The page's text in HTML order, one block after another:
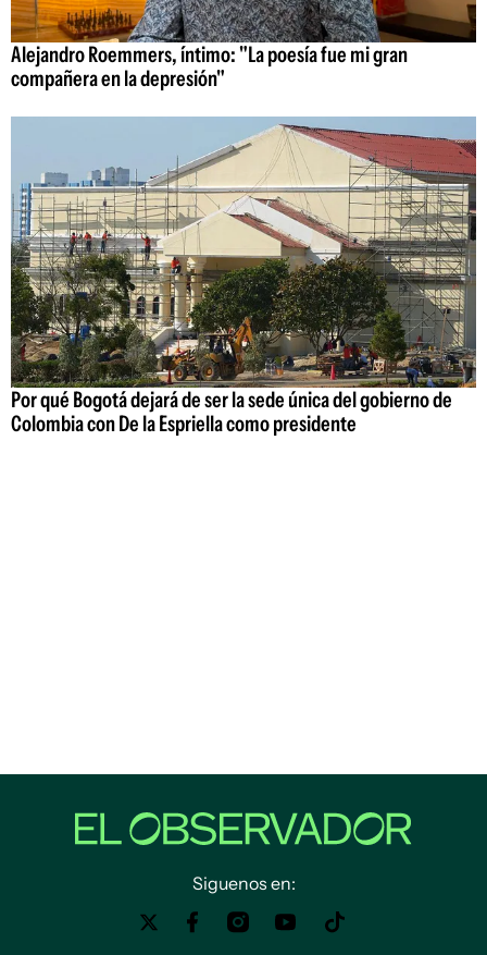
Alejandro Roemmers, íntimo: "La poesía fue mi gran
compañera en la depresión"
Por qué Bogotá dejará de ser la sede única del gobierno de
Colombia con De la Espriella como presidente
Siguenos en: